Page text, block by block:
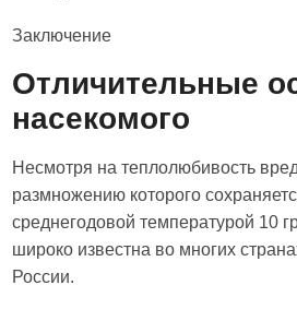
Заключение
Отличительные
насекомого
Несмотря на теплолюбивость
размножению которого
среднегодовой температурой 10
широко известна во многих
России.